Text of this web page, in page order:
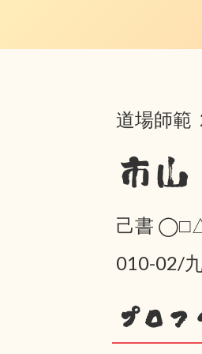
道場師範
市
己書
010-02/
プロフ